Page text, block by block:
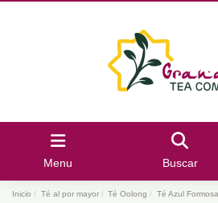
Menu Buscar
Inicio Té al por mayor Té Oolong Té Azul